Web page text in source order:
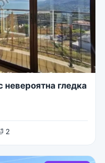
невероятна гледка
2